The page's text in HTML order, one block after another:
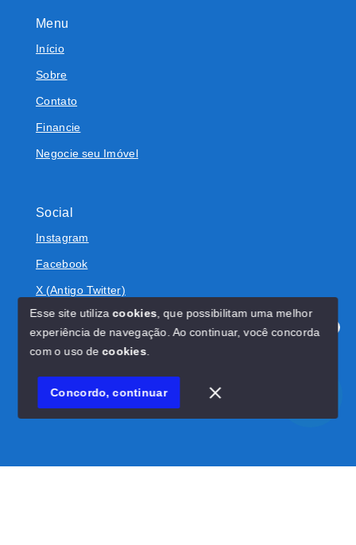
Olá! Estamos disponíveis para te ajudar.
Menu
Início
Sobre
Contato
Financie
Negocie seu Imóvel
Social
Instagram
Facebook
X (Antigo Twitter)
© Copyright 2026 - BOLIVAR IMÓVEIS - Todos os direitos
SITE PARA IMOBILIARIA
Esse site utilizacookies , que possibilitam uma melhor
experiência de navegação. Ao continuar, você concorda
com o uso decookies
Concordo, continuar